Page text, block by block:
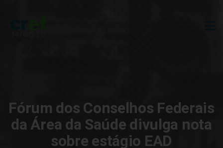
Fórum dos Conselhos Federais
da Área da Saúde divulga nota
sobre estágio EAD